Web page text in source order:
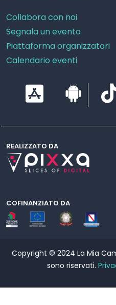
Collabora con noi
Segnala un evento
Piattaforma organizzatori
Calendario eventi
REALIZZATO DA
COFINANZIATO DA
Copyright © 2024 La Mia
sono riservati.